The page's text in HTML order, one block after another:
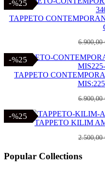
-%25
-%25
TAPPETO
6.900,00
-%25
-%25
TAPPETO
6.900,00
-%25
-%25
TAPPETO KILIM
2.500,00
Popular Collections